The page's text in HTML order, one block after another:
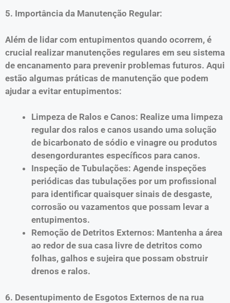
5. Importância da Manutenção Regular:
Além de lidar com entupimentos quando ocorrem, é
crucial realizar manutenções regulares em seu sistema
de encanamento para prevenir problemas futuros. Aqui
estão algumas práticas de manutenção que podem
ajudar a evitar entupimentos:
Limpeza de Ralos e Canos: Realize uma limpeza
regular dos ralos e canos usando uma solução
de bicarbonato de sódio e vinagre ou produtos
desengordurantes específicos para canos.
Inspeção de Tubulações: Agende inspeções
periódicas das tubulações por um profissional
para identificar quaisquer sinais de desgaste,
corrosão ou vazamentos que possam levar a
entupimentos.
Remoção de Detritos Externos: Mantenha a área
ao redor de sua casa livre de detritos como
folhas, galhos e sujeira que possam obstruir
drenos e ralos.
6. Desentupimento de Esgotos Externos de na rua